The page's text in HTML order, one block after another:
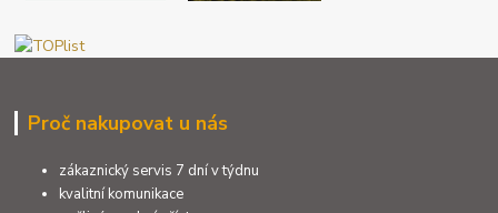
Proč nakupovat u nás
zákaznický servis 7 dní v týdnu
kvalitní komunikace